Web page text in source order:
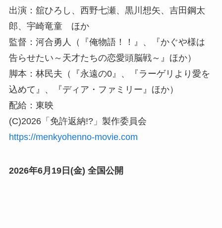
出演：舘ひろし、西野七瀬、黒川想矢、吉田鋼太
郎、宇崎竜童 ほか
監督：河合勇人（『俺物語！！』、『かぐや様は
告らせたい～天才たちの恋愛頭脳戦～』ほか）
脚本：林民夫（『永遠の0』、『ラーゲリより愛を
込めて』、『ディア・ファミリー』ほか）
配給：東映
(C)2026「免許返納!?」製作委員会
https://menkyohenno-movie.com
2026年6月19日(金) 全国公開